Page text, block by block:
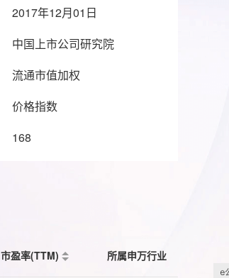
2017年12月01日
中国上市公司研究院
流通市值加权
价格指数
168
市盈率(TTM) 所属申万行业